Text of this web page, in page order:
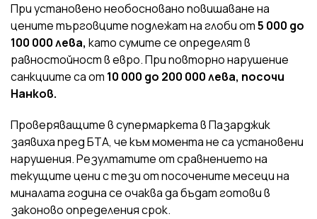
При установено необосновано повишаване на
цените търговците подлежат на глоби от5 000 до
100 000 лева, като сумите се определят в
равностойност в евро. При повторно нарушение
санкциите са от 10 000 до 200 000 лева, посочи
Нанков.
Проверяващите в супермаркета в Пазарджик
заявиха пред БТА, че към момента не са установени
нарушения. Резултатите от сравнението на
текущите цени с тези от посочените месеци на
миналата година се очаква да бъдат готови в
законово определения срок.